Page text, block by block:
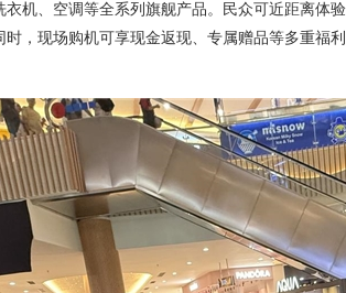
衣机、空调等全系列旗舰产品。民众可近距离体
时，现场购机可享现金返现、专属赠品等多重福